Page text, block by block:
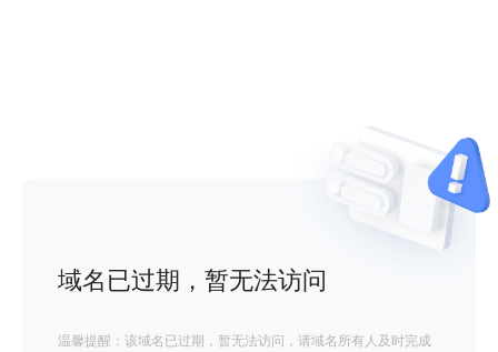
域名已过期，暂无法访问
温馨提醒：该域名已过期，暂无法访问，请域名所有人及时完成